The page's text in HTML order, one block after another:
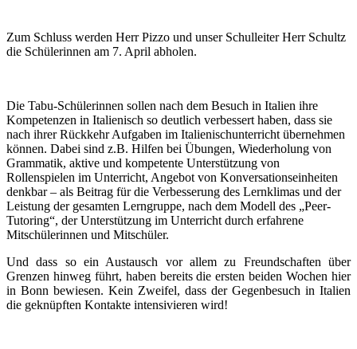
Zum Schluss werden Herr Pizzo und unser Schulleiter Herr Schultz
die Schülerinnen am 7. April abholen.
Die Tabu-Schülerinnen sollen nach dem Besuch in Italien ihre
Kompetenzen in Italienisch so deutlich verbessert haben, dass sie
nach ihrer Rückkehr Aufgaben im Italienischunterricht übernehmen
können. Dabei sind z.B. Hilfen bei Übungen, Wiederholung von
Grammatik, aktive und kompetente Unterstützung von
Rollenspielen im Unterricht, Angebot von Konversationseinheiten
denkbar – als Beitrag für die Verbesserung des Lernklimas und der
Leistung der gesamten Lerngruppe, nach dem Modell des „Peer-
Tutoring“, der Unterstützung im Unterricht durch erfahrene
Mitschülerinnen und Mitschüler.
Und dass so ein Austausch vor allem zu Freundschaften über
Grenzen hinweg führt, haben bereits die ersten beiden Wochen hier
in Bonn bewiesen. Kein Zweifel, dass der Gegenbesuch in Italien
die geknüpften Kontakte intensivieren wird!